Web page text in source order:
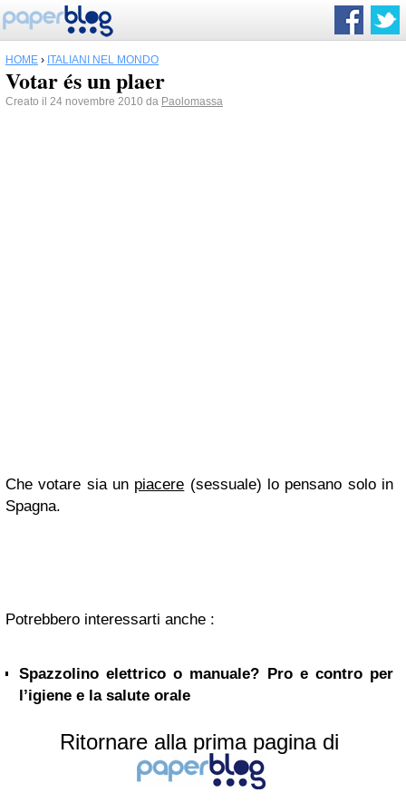
HOME › ITALIANI NEL MONDO
Votar és un plaer
Creato il 24 novembre 2010 da Paolomassa
Che votare sia un piacere (sessuale) lo pensano solo in
Spagna.
Potrebbero interessarti anche :
Spazzolino elettrico o manuale? Pro e contro per
l’igiene e la salute orale
Ritornare alla prima pagina di